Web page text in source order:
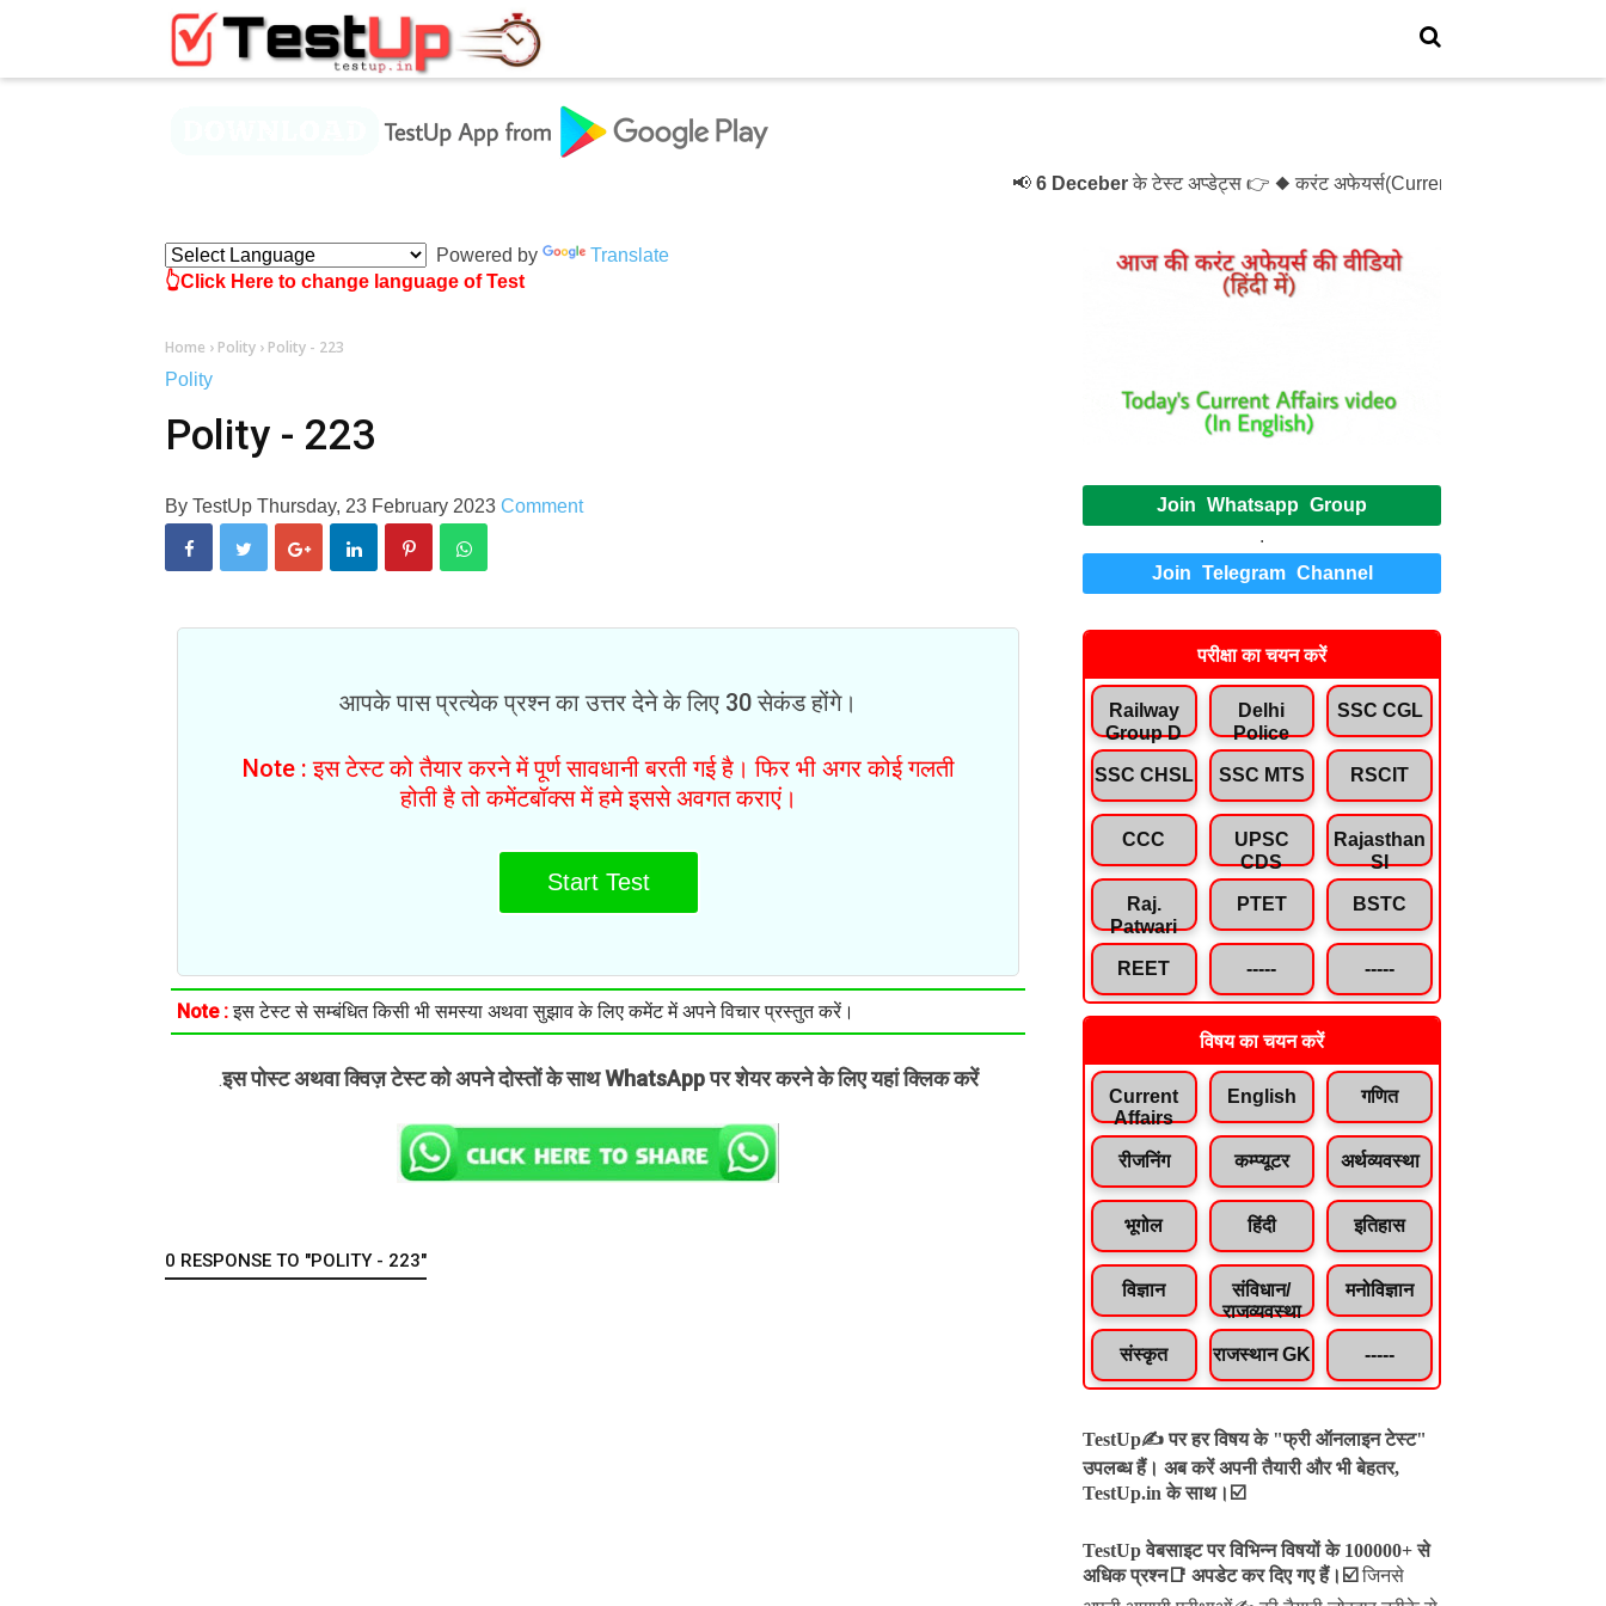
6 Deceberके टेस्ट अप्डेट्स 👉 ◆ करंट अफेयर्स(Current Affairs)- Test- 1214 ◆
Powered by
Translate
👆Click Here to change language of Test
Home › Polity › Polity - 223
Polity
Polity - 223
By TestUp Thursday, 23 February 2023 Comment
आपके पास प्रत्येक प्रश्न का उत्तर देने के लिए 30 सेकंड होंगे।
Note : इस टेस्ट को तैयार करने में पूर्ण सावधानी बरती गई है। फिर भी अगर कोई गलती
होती है तो कमेंटबॉक्स में हमे इससे अवगत कराएं।
Start Test
Note :इस टेस्ट से सम्बंधित किसी भी समस्या अथवा सुझाव के लिए कमेंट में अपने विचार प्रस्तुत करें।
.इस पोस्ट अथवा क्विज़ टेस्ट को अपने दोस्तों के साथ WhatsApp पर शेयर करने के लिए यहां क्लिक करें
0 RESPONSE TO "POLITY - 223"
Join Whatsapp Group
.
Join Telegram Channel
परीक्षा का चयन करें
Railway
Group D
Delhi
Police
SSC CGL
SSC CHSL SSC MTS RSCIT
CCC
UPSC
CDS
Rajasthan
SI
Raj.
Patwari
PTET BSTC
REET ----- -----
विषय का चयन करें
Current
Affairs
English गणित
रीजनिंग कम्प्यूटर अर्थव्यवस्था
भूगोल हिंदी इतिहास
विज्ञान
संविधान/
राजव्यवस्था
मनोविज्ञान
संस्कृत राजस्थान GK -----
TestUp✍️ पर हर विषय के "फ्री ऑनलाइन टेस्ट"
उपलब्ध हैं। अब करें अपनी तैयारी और भी बेहतर,
TestUp.in के साथ।☑️
TestUp वेबसाइट पर विभिन्न विषयों के 100000+ से
अधिक प्रश्न📑 अपडेट कर दिए गए हैं। ☑️ जिनसे